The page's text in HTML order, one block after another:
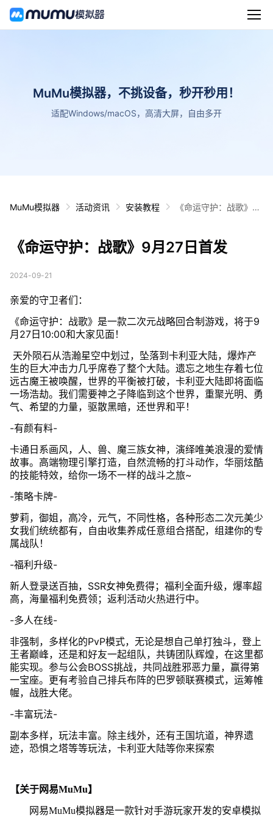
MuMu模拟器，不挑设备，秒开秒用！
适配Windows/macOS，高清大屏，自由多开
MuMu模拟器 活动资讯 安装教程
《命运守护：战歌》9
《命运守护：战歌》9月27日首发
2024-09-21
亲爱的守卫者们：
《命运守护：战歌》是一款二次元战略回合制游戏，将于9
月27日10:00和大家见面！​
天外陨石从浩瀚星空中划过，坠落到卡利亚大陆，爆炸产
生的巨大冲击力几乎席卷了整个大陆。遗忘之地生存着七位
远古魔王被唤醒，世界的平衡被打破，卡利亚大陆即将面临
一场浩劫。我们需要神之子降临到这个世界，重聚光明、勇
气、希望的力量，驱散黑暗，还世界和平！
-有颜有料-
卡通日系画风，人、兽、魔三族女神，演绎唯美浪漫的爱情
故事。高端物理引擎打造，自然流畅的打斗动作，华丽炫酷
的技能特效，给你一场不一样的战斗之旅~
-策略卡牌-
萝莉，御姐，高冷，元气，不同性格，各种形态二次元美少
女我们统统都有，自由收集养成任意组合搭配，组建你的专
属战队！
-福利升级-
新人登录送百抽，SSR女神免费得；福利全面升级，爆率超
高，海量福利免费领；返利活动火热进行中。
-多人在线-
非强制，多样化的PvP模式，无论是想自己单打独斗，登上
王者巅峰，还是和好友一起组队，共铸团队辉煌，在这里都
能实现。参与公会BOSS挑战，共同战胜邪恶力量，赢得第
一宝座。更有考验自己排兵布阵的巴罗顿联赛模式，运筹帷
幄，战胜大佬。
-丰富玩法-
副本多样，玩法丰富。除主线外，还有王国坑道，神界遗
迹，恐惧之塔等等玩法，卡利亚大陆等你来探索
【关于网易MuMu】
网易MuMu模拟器是一款针对手游玩家开发的安卓模拟